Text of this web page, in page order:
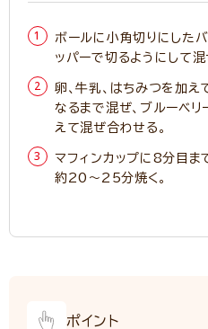
ボールに小角切りにした
ッパーで切るようにして混
卵、牛乳、はちみつを加え
なるまで混ぜ、ブルーベリ
えて混ぜ合わせる。
マフィンカップに8分目ま
約20～25分焼く。
ポイント